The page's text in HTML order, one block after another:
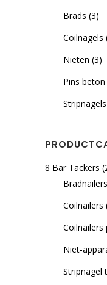
Brads (3)
Coilnagels
Nieten (3)
Pins
Stripnagels
8 Bar Tackers
Bradnailers
Coilnailers
Coilnailers
Niet-
Stripnagel